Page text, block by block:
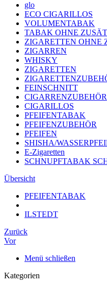
glo
ECO CIGARILLOS
VOLUMENTABAK
TABAK OHNE
ZIGARETTEN OHNE
ZIGARREN
WHISKY
ZIGARETTEN
FEINSCHNITT
CIGARRENZUBEHÖR
CIGARILLOS
PFEIFENTABAK
PFEIFENZUBEHÖR
PFEIFEN
SHISHA/
E-Zigaretten
SCHNUPFTABAK
Übersicht
PFEIFENTABAK
ILSTEDT
Zurück
Vor
Menü schließen
Kategorien